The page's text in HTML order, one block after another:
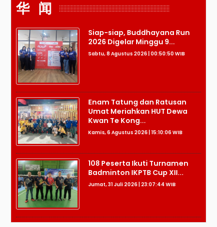
华 闻
Siap-siap, Buddhayana Run
2026 Digelar Minggu 9...
Sabtu, 8 Agustus 2026 | 00:50:50 WIB
Enam Tatung dan Ratusan
Umat Meriahkan HUT Dewa
Kwan Te Kong...
Kamis, 6 Agustus 2026 | 15:10:06 WIB
108 Peserta Ikuti Turnamen
Badminton IKPTB Cup XII...
Jumat, 31 Juli 2026 | 23:07:44 WIB